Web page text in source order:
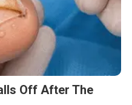
Off After The